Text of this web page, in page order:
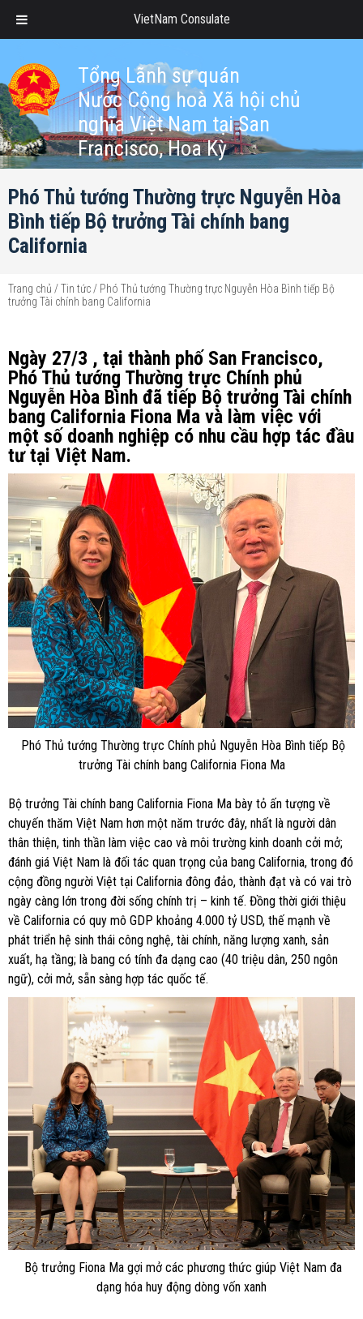
Tổng Lãnh sự quán
Nước Cộng hoà Xã hội chủ
nghĩa Việt Nam tại San
Francisco, Hoa Kỳ
Phó Thủ tướng Thường trực Nguyễn Hòa
Bình tiếp Bộ trưởng Tài chính bang
California
Trang chủ /Tin tức / Phó Thủ tướng Thường trực Nguyễn Hòa Bình tiếp Bộ
trưởng Tài chính bang California
Ngày 27/3 , tại thành phố San Francisco,
Phó Thủ tướng Thường trực Chính phủ
Nguyễn Hòa Bình đã tiếp Bộ trưởng Tài chính
bang California Fiona Ma và làm việc với
một số doanh nghiệp có nhu cầu hợp tác đầu
tư tại Việt Nam.
Phó Thủ tướng Thường trực Chính phủ Nguyễn Hòa Bình tiếp Bộ
trưởng Tài chính bang California Fiona Ma
Bộ trưởng Tài chính bang California Fiona Ma bày tỏ ấn tượng về
chuyến thăm Việt Nam hơn một năm trước đây, nhất là người dân
thân thiện, tinh thần làm việc cao và môi trường kinh doanh cởi mở;
đánh giá Việt Nam là đối tác quan trọng của bang California, trong đó
cộng đồng người Việt tại California đông đảo, thành đạt và có vai trò
ngày càng lớn trong đời sống chính trị – kinh tế. Đồng thời giới thiệu
về California có quy mô GDP khoảng 4.000 tỷ USD, thế mạnh về
phát triển hệ sinh thái công nghệ, tài chính, năng lượng xanh, sản
xuất, hạ tầng; là bang có tính đa dạng cao (40 triệu dân, 250 ngôn
ngữ), cởi mở, sẵn sàng hợp tác quốc tế.
Bộ trưởng Fiona Ma gợi mở các phương thức giúp Việt Nam đa
dạng hóa huy động dòng vốn xanh
VietNam Consulate